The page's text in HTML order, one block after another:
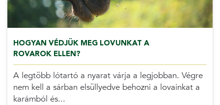
HOGYAN VÉDJÜK MEG LOVUNKAT A
ROVAROK ELLEN?
A legtöbb lótartó a nyarat várja a legjobban. Végre
nem kell a sárban elsüllyedve behozni a lovainkat a
karámból és...